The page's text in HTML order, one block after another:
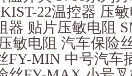
22温控器 压
器 贴片压敏电阻
敏电阻 汽车保险
FY-MIN 中号汽车